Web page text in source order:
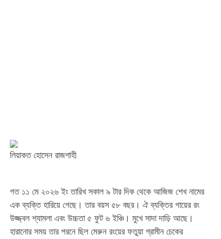
লিয়াকত হোসেন রাজশাহী
গত ১১ মে ২০২৬ ইং তারিখ সকাল ৯ টার দিক থেকে আজিজ শেখ নামের
এক ব্যক্তি হারিয়ে গেছে। তার বয়স ৫৮ বছর। ঐ ব্যক্তির গায়ের রং
উজ্জ্বল শ্যামলা এবং উচ্চতা ৫ ফুট ৬ ইঞ্চি। মুখে সাদা দাড়ি আছে।
হারানোর সময় তার পরনে ছিল মেরুন রংয়ের ফতুয়া গ্রামীন চেকের